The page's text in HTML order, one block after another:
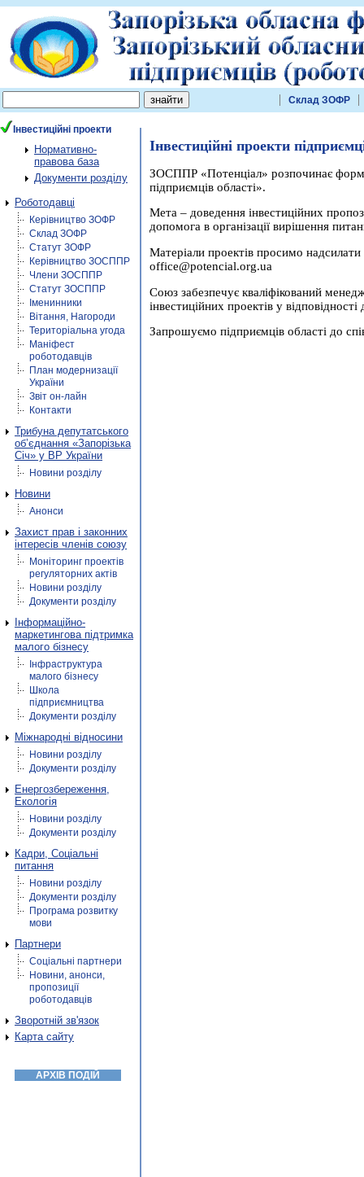
Склад ЗОФР
Інвестиційні проекти
Нормативно-
правова база
Документи розділу
Роботодавці
Керівництво ЗОФР
Склад ЗОФР
Статут ЗОФР
Керівництво ЗОСППР
Члени ЗОСППР
Статут ЗОСППР
Іменинники
Вітання, Нагороди
Територіальна угода
Маніфест
роботодавців
План модернизації
України
Звіт он-лайн
Контакти
Трибуна депутатського
об’єднання «Запорізька
Січ» у ВР України
Новини розділу
Новини
Анонси
Захист прав і законних
інтересів членів союзу
Моніторинг проектів
регуляторних актів
Новини розділу
Документи розділу
Інформаційно-
маркетингова підтримка
малого бізнесу
Інфраструктура
малого бізнесу
Школа
підприємництва
Документи розділу
Міжнародні відносини
Новини розділу
Документи розділу
Енергозбереження,
Екологія
Новини розділу
Документи розділу
Кадри, Соціальні
питання
Новини розділу
Документи розділу
Програма розвитку
мови
Партнери
Соціальні партнери
Новини, анонси,
пропозиції
роботодавців
Зворотній зв'язок
Карта сайту
АРХІВ ПОДІЙ
Інвестиційні проекти
ЗОСППР «Потенціал» розпочинає
підприємців області».
Мета – доведення інвестиційних
допомога в організації вирішення
Матеріали проектів просимо
office@potencial.org.ua
Союз забезпечує кваліфікований
інвестиційних проектів у
Запрошуємо підприємців області до